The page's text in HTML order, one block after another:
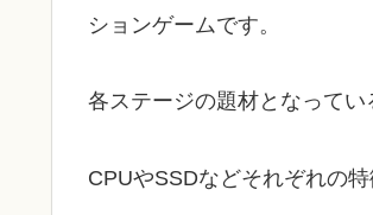
ションゲームです。
各ステージの題材となってい
CPUやSSDなどそれぞれの